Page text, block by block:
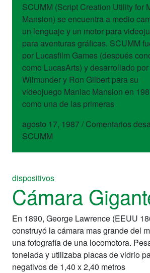
SCUMM (Script Creation Utility for
Mansion) se encuentra a medio
un lenguaje y un motor para
para aventuras gráficas. SCUMM
por Lucasfilm Games (después
como LucasArts) y desarrollado
Wilmunder y Ron Gilbert para su
videojuego Maniac Mansion en
como una de las primeras
agosto 17, 1987/ Comentarios
SCUMM
dispositivos
Cámara
En 1890, George Lawrence (EEUU
construyó la cámara mas grande del
una fotografía de una locomotora.
tonelada y utilizaba placas de vidrio
negativos de 1,40 x 2,40 metros